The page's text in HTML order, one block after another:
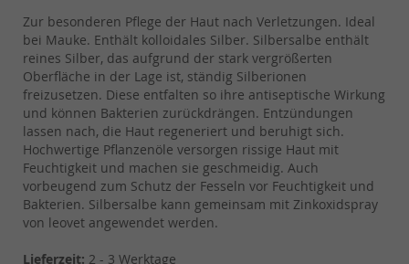
Zur besonderen Pflege der Haut nach Verletzungen. Ideal
bei Mauke. Enthält kolloidales Silber. Silbersalbe enthält
reines Silber, das aufgrund der stark vergrößerten
Oberfläche in der Lage ist, ständig Silberionen
freizusetzen. Diese entfalten so ihre antiseptische Wirkung
und können Bakterien zurückdrängen. Entzündungen
lassen nach, die Haut regeneriert und beruhigt sich.
Hochwertige Pflanzenöle versorgen rissige Haut mit
Feuchtigkeit und machen sie geschmeidig. Auch
vorbeugend zum Schutz der Fesseln vor Feuchtigkeit und
Bakterien. Silbersalbe kann gemeinsam mit Zinkoxidspray
von leovet angewendet werden.
Lieferzeit: 2 - 3 Werktage